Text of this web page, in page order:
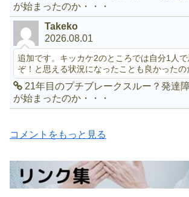
が始まったのか・・・
Takeko
2026.08.01
追加です。キッカケ2のところでは自分1人
ぞ！と思える状況になったことも良かったの
21年目のプチブレークスルー？発達
が始まったのか・・・
コメントをもっと見る